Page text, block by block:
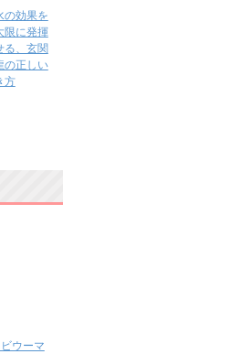
の効果を
限に発揮
る、玄関
の正しい
方
ウーマ